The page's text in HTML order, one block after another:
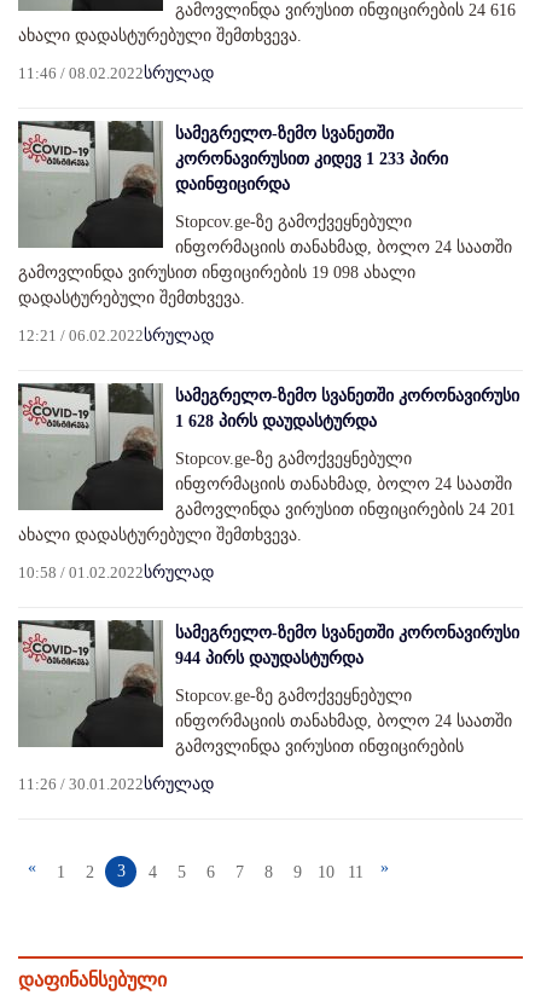
გამოვლინდა ვირუსით ინფიცირების 24 616
ახალი დადასტურებული შემთხვევა.
11:46 / 08.02.2022სრულად
სამეგრელო-ზემო სვანეთში
კორონავირუსით კიდევ 1 233 პირი
დაინფიცირდა
Stopcov.ge-ზე გამოქვეყნებული
ინფორმაციის თანახმად, ბოლო 24 საათში
გამოვლინდა ვირუსით ინფიცირების 19 098 ახალი
დადასტურებული შემთხვევა.
12:21 / 06.02.2022სრულად
სამეგრელო-ზემო სვანეთში კორონავირუსი
1 628 პირს დაუდასტურდა
Stopcov.ge-ზე გამოქვეყნებული
ინფორმაციის თანახმად, ბოლო 24 საათში
გამოვლინდა ვირუსით ინფიცირების 24 201
ახალი დადასტურებული შემთხვევა.
10:58 / 01.02.2022სრულად
სამეგრელო-ზემო სვანეთში კორონავირუსი
944 პირს დაუდასტურდა
Stopcov.ge-ზე გამოქვეყნებული
ინფორმაციის თანახმად, ბოლო 24 საათში
გამოვლინდა ვირუსით ინფიცირების
11:26 / 30.01.2022სრულად
« 1 2 3 4 5 6 7 8 9 10 11 »
დაფინანსებული